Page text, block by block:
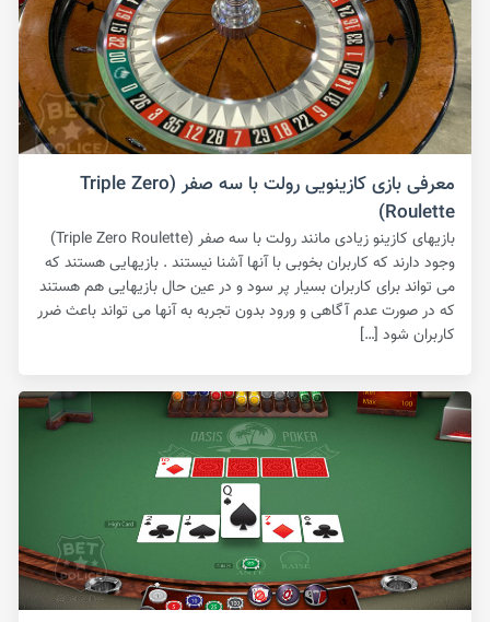
معرفی بازی کازینویی رولت با سه صفر (Triple Zero
Roulette)
بازیهای کازینو زیادی مانند رولت با سه صفر (Triple Zero Roulette)
وجود دارند که کاربران بخوبی با آنها آشنا نیستند . بازیهایی هستند که
می تواند برای کاربران بسیار پر سود و در عین حال بازیهایی هم هستند
که در صورت عدم آگاهی و ورود بدون تجربه به آنها می تواند باعث ضرر
کاربران شود […]